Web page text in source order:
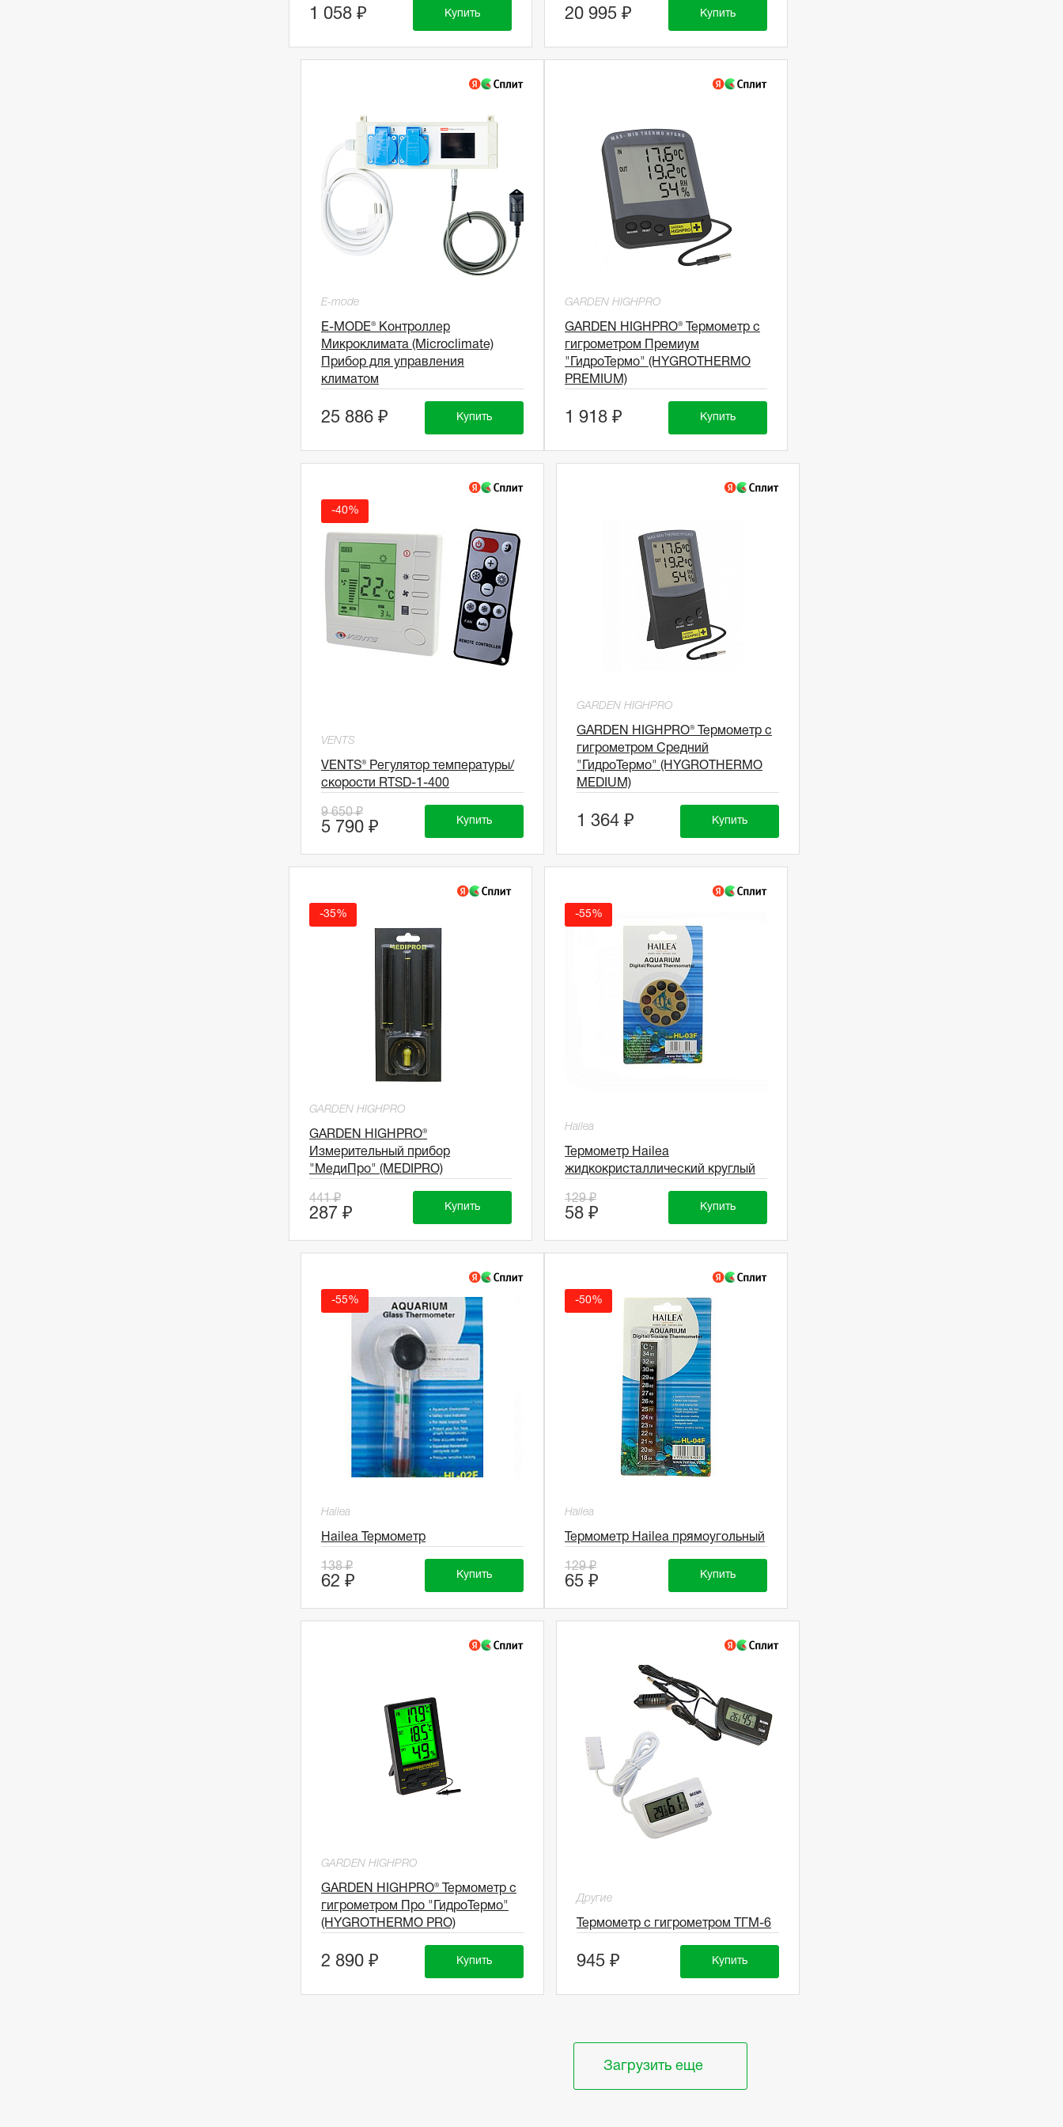
1 058 ₽ Купить 20 995 ₽ Купить
E-mode
E-MODE® Контроллер
Микроклимата (Microclimate)
Прибор для управления
климатом
25 886 ₽ Купить
GARDEN HIGHPRO
GARDEN HIGHPRO® Термометр с
гигрометром Премиум
"ГидроТермо" (HYGROTHERMO
PREMIUM)
1 918 ₽ Купить
-40%
VENTS
VENTS® Регулятор температуры/
скорости RТSD-1-400
9 650 ₽
5 790 ₽ Купить
GARDEN HIGHPRO
GARDEN HIGHPRO® Термометр с
гигрометром Средний
"ГидроТермо" (HYGROTHERMO
MEDIUM)
1 364 ₽ Купить
-35%
GARDEN HIGHPRO
GARDEN HIGHPRO®
Измерительный прибор
"МедиПро" (MEDIPRO)
441 ₽
287 ₽ Купить
-55%
Hailea
Термометр Hailea
жидкокристаллический круглый
129 ₽
58 ₽ Купить
-55%
Hailea
Hailea Термометр
138 ₽
62 ₽ Купить
-50%
Hailea
Термометр Hailea прямоугольный
129 ₽
65 ₽ Купить
GARDEN HIGHPRO
GARDEN HIGHPRO® Термометр с
гигрометром Про "ГидроТермо"
(HYGROTHERMO PRO)
2 890 ₽ Купить
Другие
Термометр с гигрометром ТГМ-6
945 ₽ Купить
Загрузить еще